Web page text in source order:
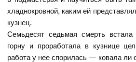
хладнокровной, каким ей
кузнец.
Семьдесят седьмая смерть
горну и проработала в кузнице
работа у нее спорилась — ковала